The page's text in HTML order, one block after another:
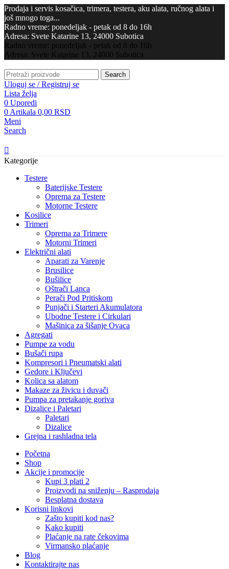
Prodaja i servis kosačica, trimera, testera, aku alata, ručnog alata i
još mnogo toga...
Radno vreme: ponedeljak - petak od 8 do 16h
Adresa: Svete Katarine 13, 24000 Subotica
Radno vreme: ponedeljak - petak od 8 do 16h
Adresa: Svete Katarine 13, 24000 Subotica
Search
Uloguj se / Registruj se
Lista želja
0 Uporedi
0 Artikala 0,00 RSD
Meni
Search
Kategorije
Testere
Baterijske Testere
Oprema za Testere
Motorne Testere
Kosilice
Trimeri
Oprema za Trimere
Motorni Trimeri
Električni alati
Aparati za Varenje
Brusilice
Bušilice
Oštrači Lanca
Perači Pod Pritiskom
Punjači i Starteri Akumulatora
Ubodne Testere i Cirkulari
Mašinica za šišanje Ovaca
Agregati
Pumpe za vodu
Bušači rupa
Kompresori i Pneumatski alati
Gedore i Ključevi
Kolica sa alatom
Makaze za živicu i duvači
Pumpa za pretakanje goriva
Dizalice i Paletari
Paletari
Dizalice
Grejna i rashladna tela
Početna
Shop
Akcije i promocije
Kupi 3 plati 2
Proizvodi na sniženju – Rasprodaja
Besplatna dostava
Korisni linkovi
Zašto kupiti kod nas?
Kako kupiti
Plaćanje na rate čekovima
Virmansko plaćanje
Blog
Kontaktirajte nas